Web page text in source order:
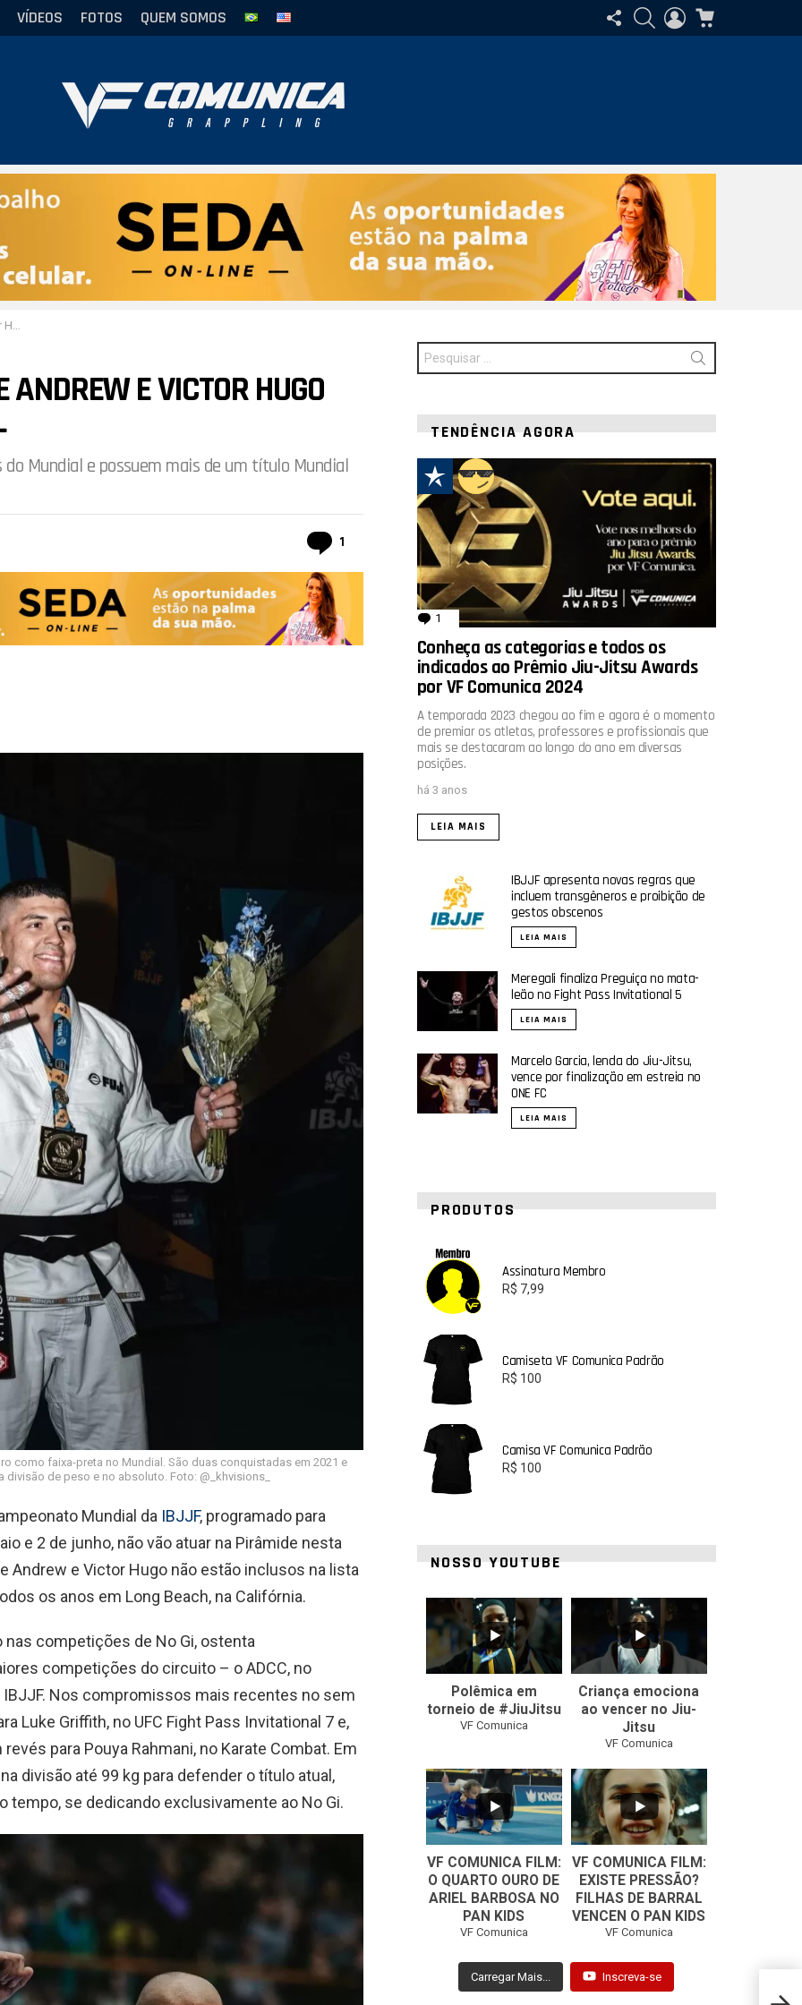
VÍDEOS FOTOS QUEM SOMOS
SIGA-
NOS
PESQUISAR
ENTRAR
E VICTOR HUGO
Mundial e possuem mais de um título Mundial
1
como faixa-preta no Mundial. São duas conquistadas em 2021 e
divisão de peso e no absoluto. Foto: @_khvisions_
Mundial da IBJJF, programado para
e 2 de junho, não vão atuar na Pirâmide nesta
Andrew e Victor Hugo não estão inclusos na lista
os anos em Long Beach, na Califórnia.
nas competições de No Gi, ostenta
competições do circuito – o ADCC, no
IBJJF. Nos compromissos mais recentes no sem
Luke Griffith, no UFC Fight Pass Invitational 7 e,
para Pouya Rahmani, no Karate Combat. Em
divisão até 99 kg para defender o título atual,
tempo, se dedicando exclusivamente ao No Gi.
Procurar
por:
TENDÊNCIA AGORA
1 comentário
Conheça as categorias e todos os
indicados ao Prêmio Jiu-Jitsu Awards
por VF Comunica 2024
A temporada 2023 chegou ao fim e agora é o momento
de premiar os atletas, professores e profissionais que
mais se destacaram ao longo do ano em diversas
posições.
há 3 anos
LEIA MAIS
IBJJF apresenta novas regras que
incluem transgêneros e proibição de
gestos obscenos
LEIA MAIS
Meregali finaliza Preguiça no mata-
leão no Fight Pass Invitational 5
LEIA MAIS
Marcelo Garcia, lenda do Jiu-Jitsu,
vence por finalização em estreia no
ONE FC
LEIA MAIS
PRODUTOS
Assinatura Membro
R$ 7,99
Camiseta VF Comunica Padrão
R$ 100
Camisa VF Comunica Padrão
R$ 100
NOSSO YOUTUBE
42 1
Polêmica em
torneio de #JiuJitsu
VF Comunica
0
Criança emociona
ao vencer no Jiu-
Jitsu
VF Comunica
...
0
VF COMUNICA FILM:
O QUARTO OURO DE
ARIEL BARBOSA NO
PAN KIDS
VF Comunica
...
32 1
VF COMUNICA FILM:
EXISTE PRESSÃO?
FILHAS DE BARRAL
VENCEN O PAN KIDS
VF Comunica
Carregar Mais... Inscreva-se